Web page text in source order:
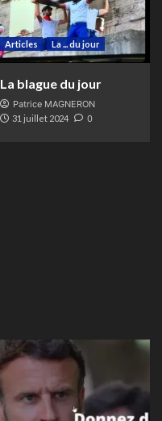
Articles La ... du jour
La blague du jour
Patrice MAGNERON
31 juillet 2024 0